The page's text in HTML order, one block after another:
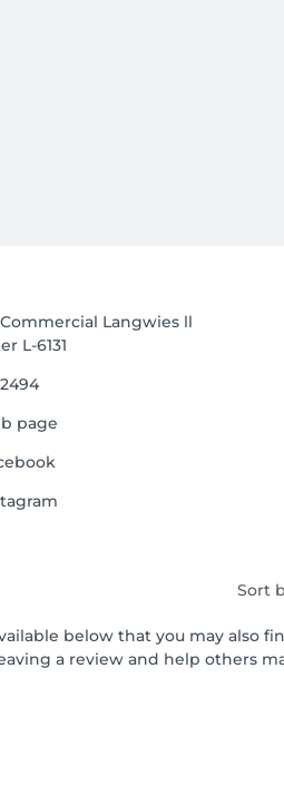
Langwies ll
L-6131
page
Sort
below that you may also
a review and help others